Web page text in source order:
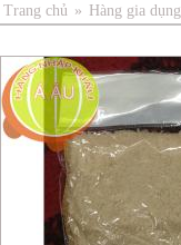
Trang chủ » Hàng gia dụng